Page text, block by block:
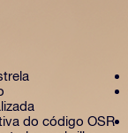
do código OSR